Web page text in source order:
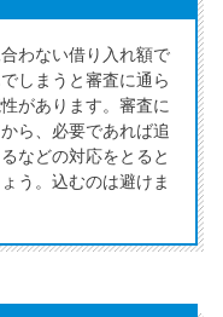
ンを選ぶべき4つ
わない借り入れ額で
しまうと審査に通ら
があります。審査に
ら、必要であれば追
などの対応をとると
う。込むのは避けま